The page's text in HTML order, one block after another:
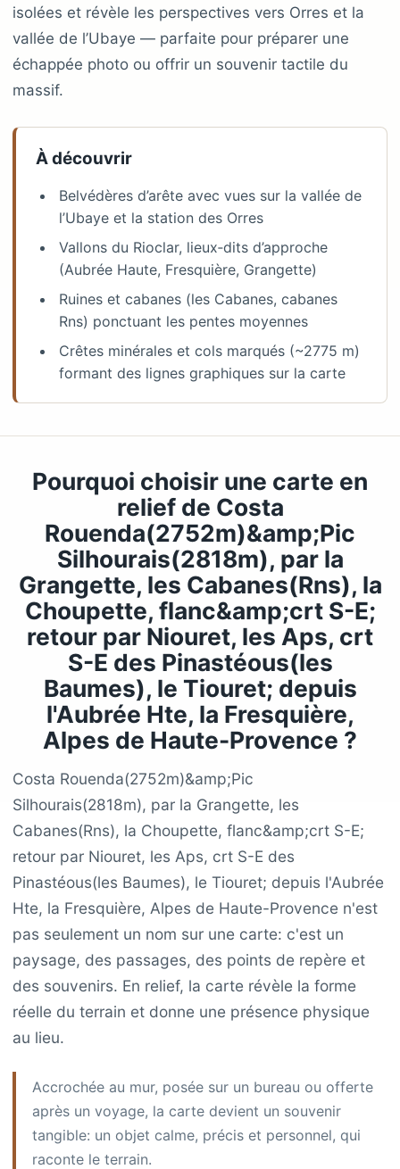
isolées et révèle les perspectives vers Orres et la
vallée de l’Ubaye — parfaite pour préparer une
échappée photo ou offrir un souvenir tactile du
massif.
À découvrir
Belvédères d’arête avec vues sur la vallée de
l’Ubaye et la station des Orres
Vallons du Rioclar, lieux‑dits d’approche
(Aubrée Haute, Fresquière, Grangette)
Ruines et cabanes (les Cabanes, cabanes
Rns) ponctuant les pentes moyennes
Crêtes minérales et cols marqués (~2775 m)
formant des lignes graphiques sur la carte
Pourquoi choisir une carte en
relief de Costa
Rouenda(2752m)&amp;Pic
Silhourais(2818m), par la
Grangette, les Cabanes(Rns), la
Choupette, flanc&amp;crt S-E;
retour par Niouret, les Aps, crt
S-E des Pinastéous(les
Baumes), le Tiouret; depuis
l'Aubrée Hte, la Fresquière,
Alpes de Haute-Provence ?
Costa Rouenda(2752m)&amp;Pic
Silhourais(2818m), par la Grangette, les
Cabanes(Rns), la Choupette, flanc&amp;crt S-E;
retour par Niouret, les Aps, crt S-E des
Pinastéous(les Baumes), le Tiouret; depuis l'Aubrée
Hte, la Fresquière, Alpes de Haute-Provence n'est
pas seulement un nom sur une carte: c'est un
paysage, des passages, des points de repère et
des souvenirs. En relief, la carte révèle la forme
réelle du terrain et donne une présence physique
au lieu.
Accrochée au mur, posée sur un bureau ou offerte
après un voyage, la carte devient un souvenir
tangible: un objet calme, précis et personnel, qui
raconte le terrain.